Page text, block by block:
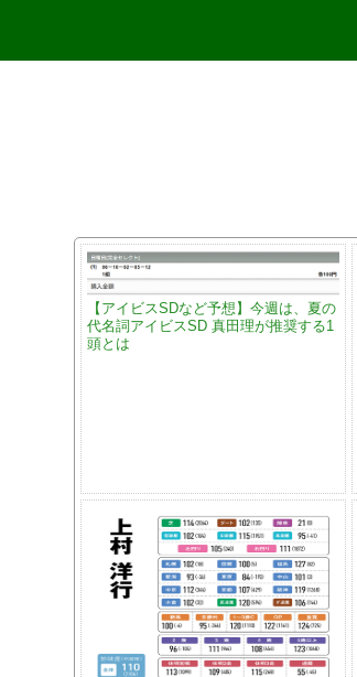
【アイビスSDなど予想】今週は、夏の
代名詞アイビスSD 真田理が推奨する1
頭とは